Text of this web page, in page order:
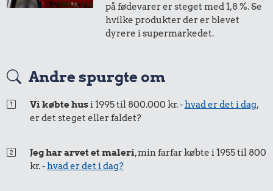
i 2005 i 2025
i 2005
i 2005 i 2025
på fødevarer er steget med 1,8 %. Se
hvilke produkter der er blevet
dyrere i supermarkedet.
Andre spurgte om
Vi købte husi 1995 til 800.000 kr. -hvad er det i dag,
er det steget eller faldet?
Jeg har arvet et maleri, min farfar købte i 1955 til 800
kr. -hvad er det i dag?